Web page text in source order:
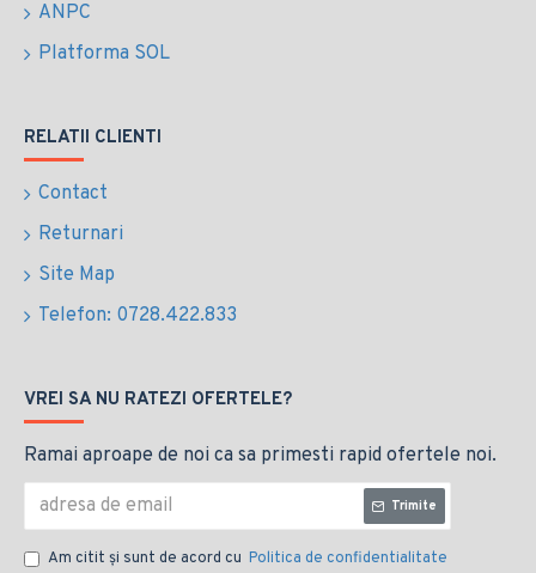
ANPC
Platforma SOL
RELATII CLIENTI
Contact
Returnari
Site Map
Telefon: 0728.422.833
VREI SA NU RATEZI OFERTELE?
Ramai aproape de noi ca sa primesti rapid ofertele noi.
Trimite
Am citit şi sunt de acord cu Politica de confidentialitate